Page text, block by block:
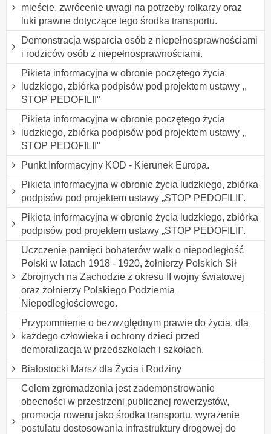
mieście, zwrócenie uwagi na potrzeby rolkarzy oraz
luki prawne dotyczące tego środka transportu.
Demonstracja wsparcia osób z niepełnosprawnościami
i rodziców osób z niepełnosprawnościami.
Pikieta informacyjna w obronie poczętego życia
ludzkiego, zbiórka podpisów pod projektem ustawy ,,
STOP PEDOFILII"
Pikieta informacyjna w obronie poczętego życia
ludzkiego, zbiórka podpisów pod projektem ustawy ,,
STOP PEDOFILII"
Punkt Informacyjny KOD - Kierunek Europa.
Pikieta informacyjna w obronie życia ludzkiego, zbiórka
podpisów pod projektem ustawy „STOP PEDOFILII”.
Pikieta informacyjna w obronie życia ludzkiego, zbiórka
podpisów pod projektem ustawy „STOP PEDOFILII”.
Uczczenie pamięci bohaterów walk o niepodległość
Polski w latach 1918 - 1920, żołnierzy Polskich Sił
Zbrojnych na Zachodzie z okresu II wojny światowej
oraz żołnierzy Polskiego Podziemia
Niepodległościowego.
Przypomnienie o bezwzględnym prawie do życia, dla
każdego człowieka i ochrony dzieci przed
demoralizacja w przedszkolach i szkołach.
Białostocki Marsz dla Życia i Rodziny
Celem zgromadzenia jest zademonstrowanie
obecności w przestrzeni publicznej rowerzystów,
promocja roweru jako środka transportu, wyrażenie
postulatu dostosowania infrastruktury drogowej do